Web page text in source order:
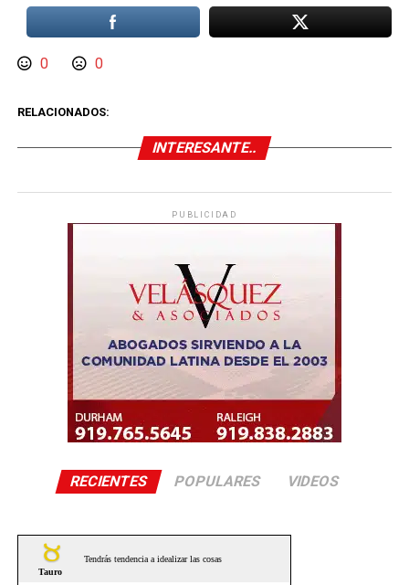
0 0
RELACIONADOS:
INTERESANTE..
PUBLICIDAD
RECIENTES POPULARES VIDEOS